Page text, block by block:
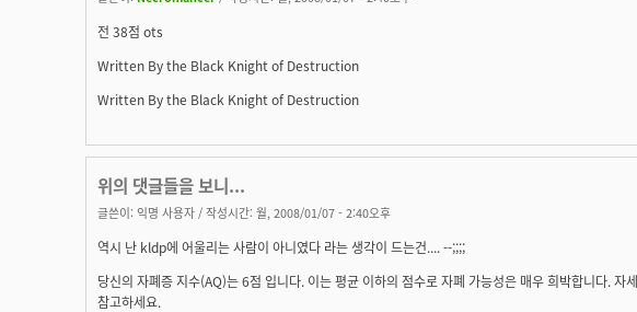
전 38점 ots
Written By the Black Knight of Destruction
Written By the Black Knight of Destruction
위의 댓글들을 보니...
글쓴이: 익명 사용자 / 작성시간: 월, 2008/01/07 - 2:40오후
역시 난 kldp에 어울리는 사람이 아니였다 라는 생각이 드는건.... --;;;;
당신의 자폐증 지수(AQ)는 6점 입니다. 이는 평균 이하의 점수로 자폐 가능성은 매우 희박합니다. 자
참고하세요.